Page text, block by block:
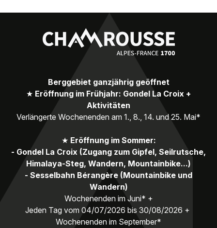
Berggebiet ganzjährig geöffnet
★ Eröffnung im Frühjahr: Gondel La Croix +
Aktivitäten
Verlängerte Wochenenden am 1., 8., 14. und 25. Mai*
★ Eröffnung im Sommer:
- Gondel La Croix (Zugang zum Gipfel, Seilrutsche,
Himalaya-Steg, Wandern, Mountainbike...)
- Sesselbahn Bérangère (Mountainbike und
Wandern)
Wochenenden im Juni* +
Jeden Tag vom 04/07/2026 bis 30/08/2026 +
Wochenenden im September*